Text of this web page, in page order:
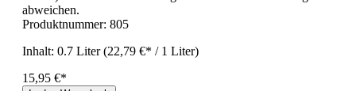
abweichen.
Produktnummer: 805
Inhalt: 0.7 Liter(22,79 €* / 1 Liter)
15,95 €*